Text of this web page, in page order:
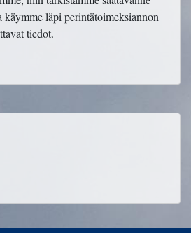
käymme läpi perintätoimeksiannon
tiedot.